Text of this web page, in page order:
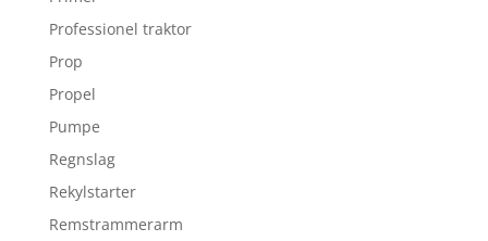
Professionel traktor
Prop
Propel
Pumpe
Regnslag
Rekylstarter
Remstrammerarm